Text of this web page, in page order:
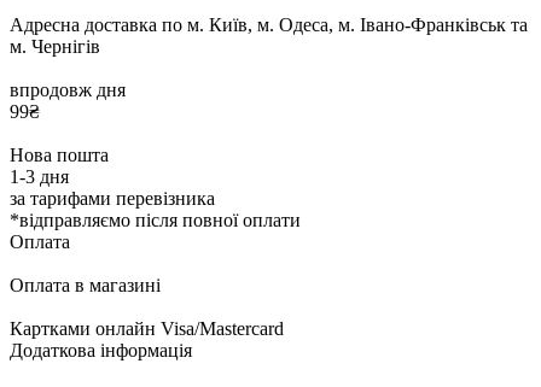
Адресна доставка по м. Київ, м. Одеса, м. Івано-Франківськ та
м. Чернігів
впродовж дня
99₴
Нова пошта
1-3 дня
за тарифами перевізника
*відправляємо після повної оплати
Оплата
Оплата в магазині
Картками онлайн Visa/Mastercard
Додаткова інформація